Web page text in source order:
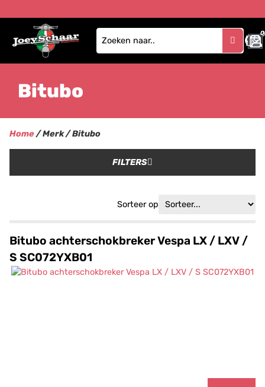
0
0
Bitubo
Home/ Merk / Bitubo
FILTERS
Sorteer op
Bitubo achterschokbreker Vespa LX / LXV /
S SC072YXB01